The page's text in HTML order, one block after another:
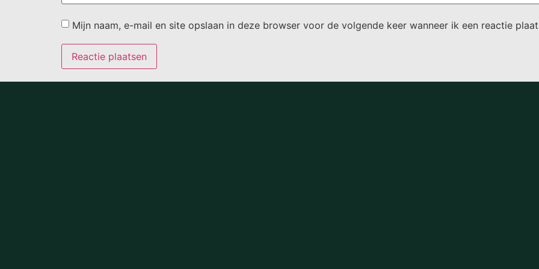
Mijn naam, e-mail en site opslaan in deze browser voor de volgende keer wanneer ik een reactie